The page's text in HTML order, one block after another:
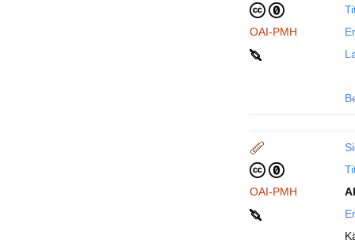
OAI-PMH
OAI-PMH